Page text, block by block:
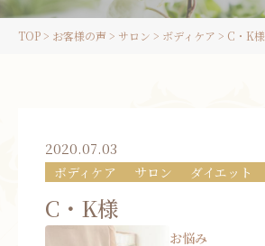
TOP> お客様の声> サロン > ボディケア > C・K様
2020.07.03
ボディケア サロン ダイエット
C・K様
お悩み